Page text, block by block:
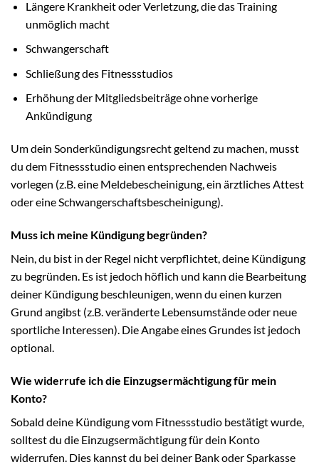
Längere Krankheit oder Verletzung, die das Training
unmöglich macht
Schwangerschaft
Schließung des Fitnessstudios
Erhöhung der Mitgliedsbeiträge ohne vorherige
Ankündigung
Um dein Sonderkündigungsrecht geltend zu machen, musst
du dem Fitnessstudio einen entsprechenden Nachweis
vorlegen (z.B. eine Meldebescheinigung, ein ärztliches Attest
oder eine Schwangerschaftsbescheinigung).
Muss ich meine Kündigung begründen?
Nein, du bist in der Regel nicht verpflichtet, deine Kündigung
zu begründen. Es ist jedoch höflich und kann die Bearbeitung
deiner Kündigung beschleunigen, wenn du einen kurzen
Grund angibst (z.B. veränderte Lebensumstände oder neue
sportliche Interessen). Die Angabe eines Grundes ist jedoch
optional.
Wie widerrufe ich die Einzugsermächtigung für mein
Konto?
Sobald deine Kündigung vom Fitnessstudio bestätigt wurde,
solltest du die Einzugsermächtigung für dein Konto
widerrufen. Dies kannst du bei deiner Bank oder Sparkasse